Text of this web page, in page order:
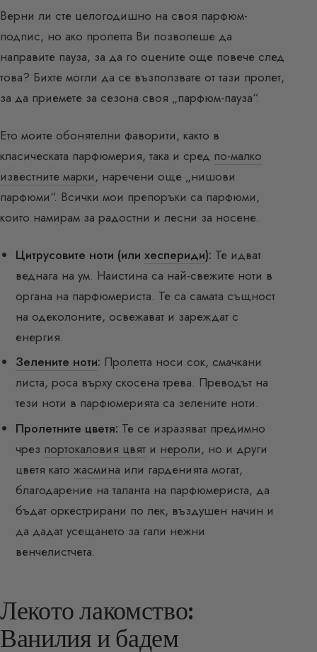
Верни ли сте целогодишно на своя парфюм-
подпис, но ако пролетта Ви позволеше да
направите пауза, за да го оцените още повече след
това? Бихте могли да се възползвате от тази пролет,
за да приемете за сезона своя „парфюм-пауза“.
Ето моите обонятелни фаворити, както в
класическата парфюмерия, така и сред по-малко
известните марки, наречени още „нишови
парфюми“. Всички мои препоръки са парфюми,
които намирам за радостни и лесни за носене.
Цитрусовите ноти (илихеспериди): Те идват
веднага на ум. Наистина са най-свежите ноти в
органа на парфюмериста. Те са самата същност
на одеколоните, освежават и зареждат с
енергия.
Зелените ноти: Пролетта носи сок, смачкани
листа, роса върху скосена трева. Преводът на
тези ноти в парфюмерията са зелените ноти.
Пролетните цветя: Те се изразяват предимно
чрез портокаловия цвят и нероли, но и други
цветя катожасмина или гарденията могат,
благодарение на таланта на парфюмериста, да
бъдат оркестрирани по лек, въздушен начин и
да дадат усещането за гали нежни
венчелистчета.
Лекото лакомство:
Ванилия и бадем